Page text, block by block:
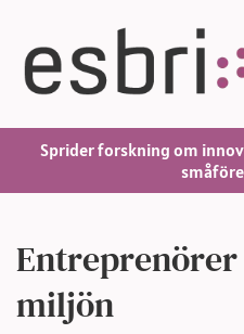
Sprider forskning om
miljön